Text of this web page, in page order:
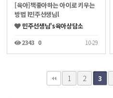
[육아]책좋아하는 아이로 키우는
방법 l민주선생님l
민주선생님's육아상담소
2343 0 10-29
1 2 3